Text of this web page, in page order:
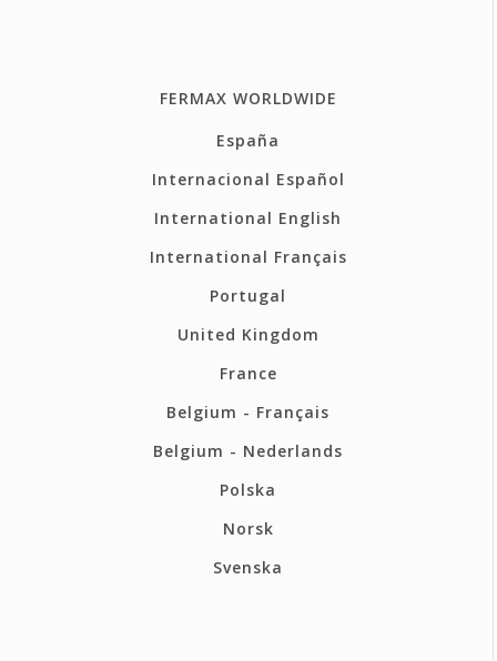
FERMAX WORLDWIDE
España
Internacional Español
International English
International Français
Portugal
United Kingdom
France
Belgium - Français
Belgium - Nederlands
Polska
Norsk
Svenska